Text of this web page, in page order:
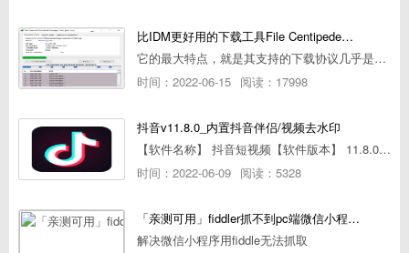
比IDM更好用的下载工具File Centipede文件蜈蚣-秒杀迅雷-直接飞起！
它的最大特点，就是其支持的下载协议几乎是市面上最全面的，包括HTTP/FTP、BT种子、磁力链接，m3u8流任务（AES-128解密）。
时间：2022-06-15 阅读：17998
抖音v11.8.0_内置抖音伴侣/视频去水印
【软件名称】 抖音短视频【软件版本】 11.8.0【软件大小】 83.74M【是否Root】不需要【测试机型】PCML10 [oppo Reno Ace]【文字介绍】 抖音短视频app是一款很有意思娱
时间：2022-06-09 阅读：5328
「亲测可用」fiddler抓不到pc端微信小程序包解决方案
解决微信小程序用fiddle无法抓取